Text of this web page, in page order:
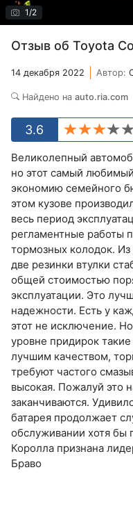
1 /2
Отзыв об Toyota
14 декабря 2022 Автор:
Найдено на auto.ria.com
3.6
Великолепный
но этот самый
экономию семейного
этом кузове
весь период
регламентные работы
тормозных колодок.
две резинки втулки
общей стоимостью
эксплуатации. Это
надежности. Есть у
этот не исключение.
уровне придирок
лучшим качеством,
требуют частого
высокая. Пожалуй это
заканчиваются.
батарея продолжает
обслуживании хотя бы
Королла признана
Браво